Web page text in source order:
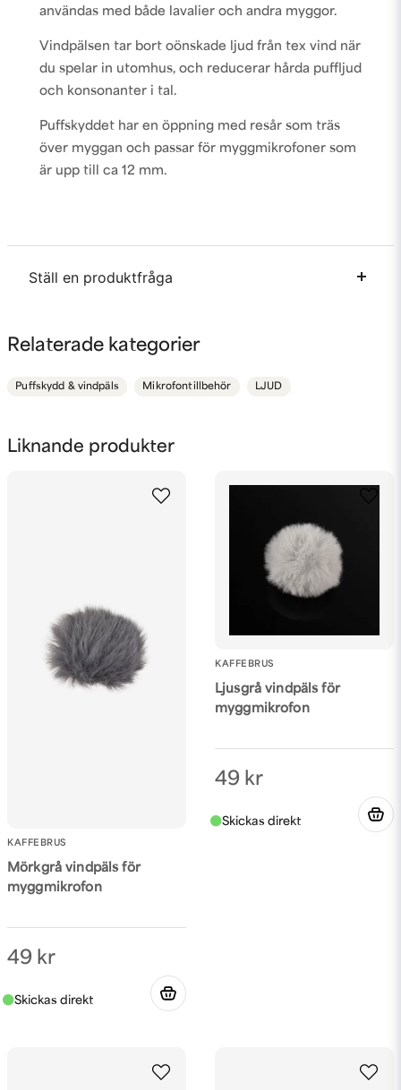
Liknande produkter
KAFFEBRUS
Mörkgrå vindpäls för
myggmikrofon
49 kr
KAFFEBRUS
Ljusgrå vindpäls för
myggmikrofon
49 kr
användas med både lavalier och andra myggor.
Vindpälsen tar bort oönskade ljud från tex vind när
du spelar in utomhus, och reducerar hårda puffljud
och konsonanter i tal.
Puffskyddet har en öppning med resår som träs
över myggan och passar för myggmikrofoner som
är upp till ca 12 mm.
Ställ en produktfråga
Fråga oss något om denna produkten...
Relaterade kategorier
Puffskydd & vindpäls Mikrofontillbehör LJUD